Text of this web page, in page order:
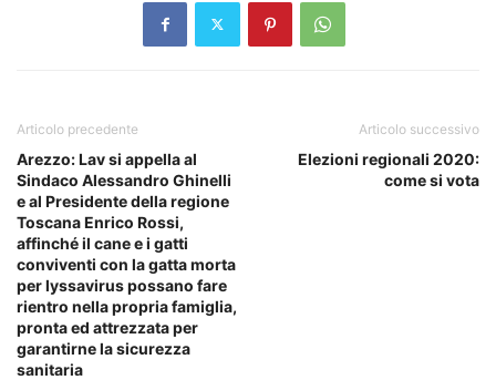
Articolo precedente
Arezzo: Lav si appella al
Sindaco Alessandro Ghinelli
e al Presidente della regione
Toscana Enrico Rossi,
affinché il cane e i gatti
conviventi con la gatta morta
per lyssavirus possano fare
rientro nella propria famiglia,
pronta ed attrezzata per
garantirne la sicurezza
sanitaria
Articolo successivo
Elezioni regionali 2020:
come si vota